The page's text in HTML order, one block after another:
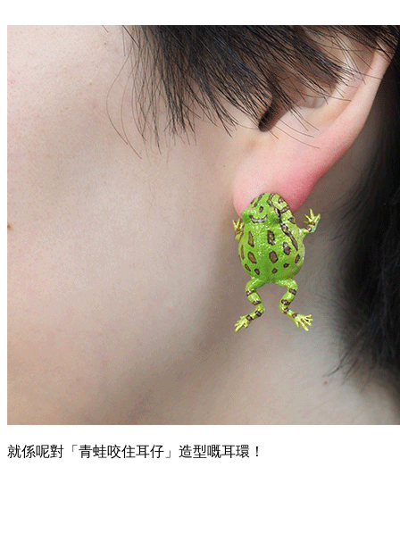
就係呢對「青蛙咬住耳仔」造型嘅耳環！